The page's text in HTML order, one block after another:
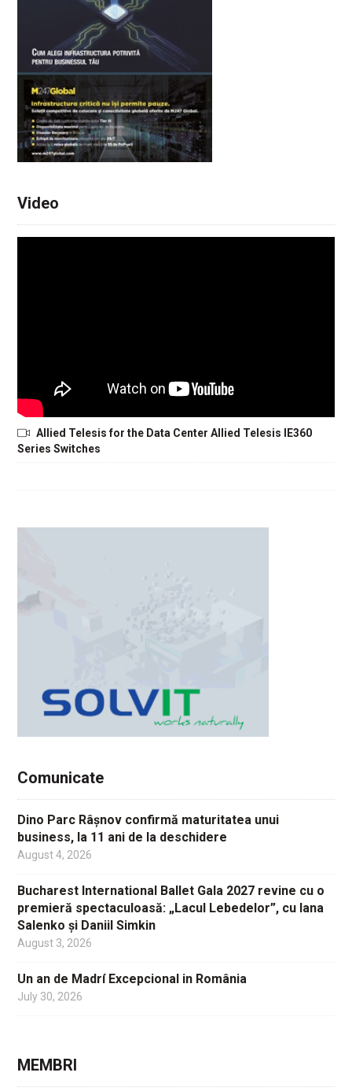
Video
Allied Telesis for the Data Center Allied Telesis IE360
Series Switches
Comunicate
Dino Parc Râșnov confirmă maturitatea unui
business, la 11 ani de la deschidere
August 4, 2026
Bucharest International Ballet Gala 2027 revine cu o
premieră spectaculoasă: „Lacul Lebedelor”, cu Iana
Salenko și Daniil Simkin
August 3, 2026
Un an de Madrí Excepcional in România
July 30, 2026
MEMBRI